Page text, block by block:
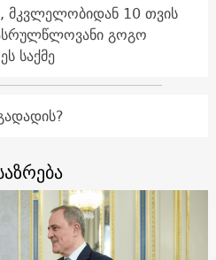
მკვლელობიდან 10 თვის
გოგო
საქმე